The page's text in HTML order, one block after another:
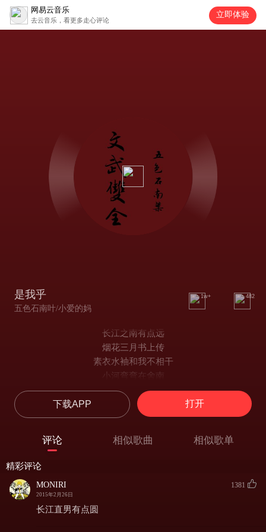
网易云音乐
去云音乐，看更多走心评论
立即体验
是我乎
五色石南叶/小爱的妈
1w+ 482
长江之南有点远
烟花三月书上传
素衣水袖和我不相干
小河弯弯在舍南
人道河上有戏船
生旦净末逐上演
寻找自己脸谱的寓言
笑眼看遍尘世千百遍
下载APP 打开
评论 相似歌曲 相似歌单
精彩评论
MONIRI
2015年2月26日
1381
长江直男有点圆